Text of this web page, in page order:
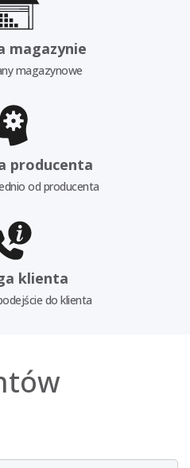
magazynie
magazynowe
producenta
od producenta
klienta
do klienta